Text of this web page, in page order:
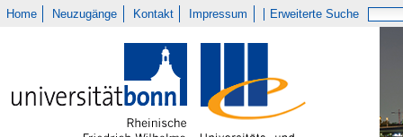
Home Neuzugänge Kontakt Impressum Erweiterte Suche